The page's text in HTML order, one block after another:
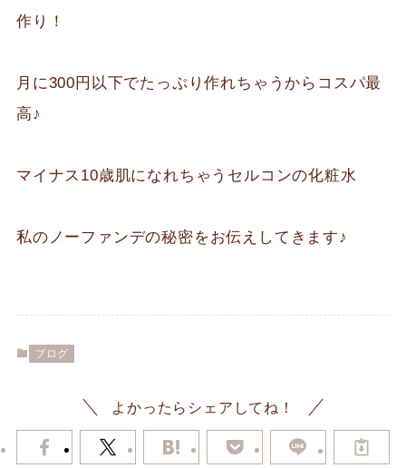
作り！
月に300円以下でたっぷり作れちゃうからコスパ最
高♪
マイナス10歳肌になれちゃうセルコンの化粧水
私のノーファンデの秘密をお伝えしてきます♪
ブログ
よかったらシェアしてね！